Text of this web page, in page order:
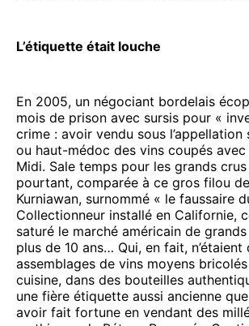
L’étiquette était louche
En 2005, un négociant bordelais
mois de prison avec sursis pour «
crime : avoir vendu sous l’appellation
ou haut-médoc des vins coupés
Midi. Sale temps pour les grands
pourtant, comparée à ce gros filou
Kurniawan, surnommé « le faussaire
Collectionneur installé en Californie,
saturé le marché américain de
plus de 10 ans… Qui, en fait, n’étaient
assemblages de vins moyens
cuisine, dans des bouteilles
une fière étiquette aussi ancienne
avoir fait fortune en vendant des